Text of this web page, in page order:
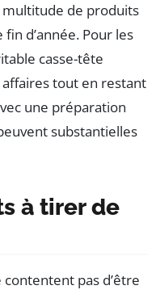
de produits
d’année. Pour les
casse-tête
tout en restant
une préparation
substantielles
à tirer de
contentent pas d’être